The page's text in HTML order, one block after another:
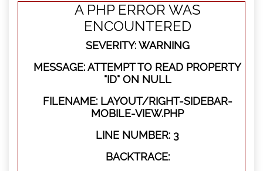
A PHP ERROR WAS
ENCOUNTERED
SEVERITY: WARNING
MESSAGE: ATTEMPT TO READ PROPERTY
"ID" ON NULL
FILENAME: LAYOUT/RIGHT-SIDEBAR-
MOBILE-VIEW.PHP
LINE NUMBER: 3
BACKTRACE: